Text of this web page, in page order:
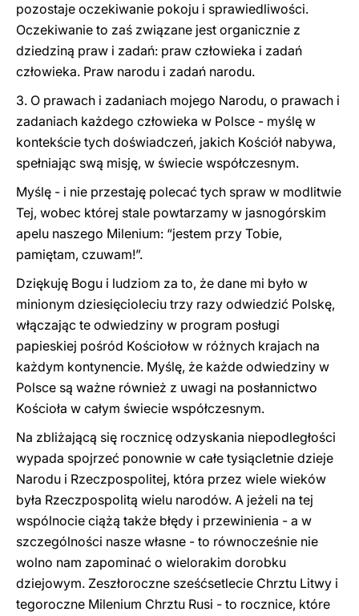
pozostaje oczekiwanie pokoju i sprawiedliwości.
Oczekiwanie to zaś związane jest organicznie z
dziedziną praw i zadań: praw człowieka i zadań
człowieka. Praw narodu i zadań narodu.
3. O prawach i zadaniach mojego Narodu, o prawach i
zadaniach każdego człowieka w Polsce - myślę w
kontekście tych doświadczeń, jakich Kościół nabywa,
spełniając swą misję, w świecie współczesnym.
Myślę - i nie przestaję polecać tych spraw w modlitwie
Tej, wobec której stale powtarzamy w jasnogórskim
apelu naszego Milenium: “jestem przy Tobie,
pamiętam, czuwam!”.
Dziękuję Bogu i ludziom za to, że dane mi było w
minionym dziesięcioleciu trzy razy odwiedzić Polskę,
włączając te odwiedziny w program posługi
papieskiej pośród Kościołow w różnych krajach na
każdym kontynencie. Myślę, że każde odwiedziny w
Polsce są ważne również z uwagi na posłannictwo
Kościoła w całym świecie współczesnym.
Na zbliżającą się rocznicę odzyskania niepodległości
wypada spojrzeć ponownie w całe tysiącletnie dzieje
Narodu i Rzeczpospolitej, która przez wiele wieków
była Rzeczpospolitą wielu narodów. A jeżeli na tej
wspólnocie ciążą także błędy i przewinienia - a w
szczególności nasze własne - to równocześnie nie
wolno nam zapominać o wielorakim dorobku
dziejowym. Zeszłoroczne sześćsetlecie Chrztu Litwy i
tegoroczne Milenium Chrztu Rusi - to rocznice, które